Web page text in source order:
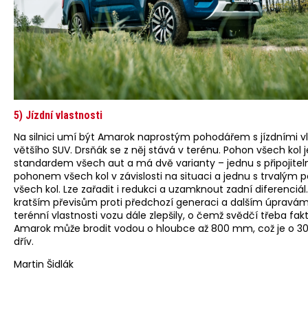
5) Jízdní vlastnosti
Na silnici umí být Amarok naprostým pohodářem s jízdními
většího SUV. Drsňák se z něj stává v terénu. Pohon všech kol
standardem všech aut a má dvě varianty – jednu s
pohonem všech kol v závislosti na situaci a jednu s trvalým
všech kol. Lze zařadit i redukci a uzamknout zadní
kratším převisům proti předchozí generaci a dalším
terénní vlastnosti vozu dále zlepšily, o čemž svědčí třeba
Amarok může brodit vodou o hloubce až 800 mm, což je o
dřív.
Martin Šidlák